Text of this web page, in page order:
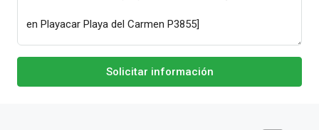
Solicitar información